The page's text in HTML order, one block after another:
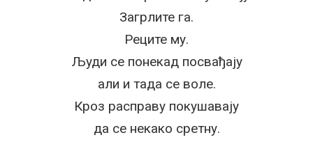
Загрлите га.
Реците му.
Људи се понекад посвађају
али и тада се воле.
Кроз расправу покушавају
да се некако сретну.